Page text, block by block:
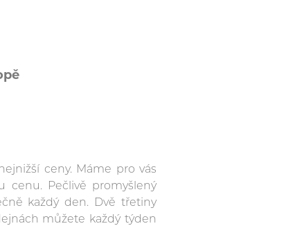
ceny. Máme pro vás
cenu. Pečlivě promyšlený
každý den. Dvě třetiny
můžete každý týden